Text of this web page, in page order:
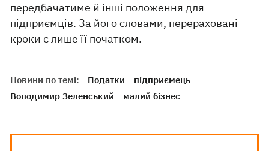
передбачатиме й інші положення для
підприємців. За його словами, перераховані
кроки є лише її початком.
Новини по темі: Податки
підприємець
Володимир Зеленський
малий бізнес